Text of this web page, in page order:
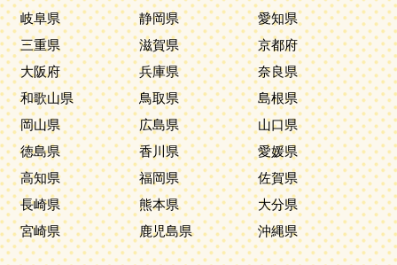
岐阜県
静岡県
愛知県
三重県
滋賀県
京都府
大阪府
兵庫県
奈良県
和歌山県
鳥取県
島根県
岡山県
広島県
山口県
徳島県
香川県
愛媛県
高知県
福岡県
佐賀県
長崎県
熊本県
大分県
宮崎県
鹿児島県 沖縄県